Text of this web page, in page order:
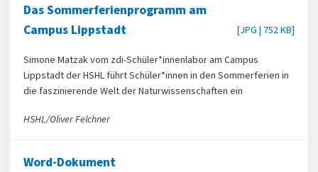
Das Sommerferienprogramm am
Campus Lippstadt
[JPG | 752 KB]
Simone Matzak vom zdi-Schüler*innenlabor am Campus
Lippstadt der HSHL führt Schüler*innen in den Sommerferien in
die faszinierende Welt der Naturwissenschaften ein
HSHL/Oliver Felchner
Word-Dokument